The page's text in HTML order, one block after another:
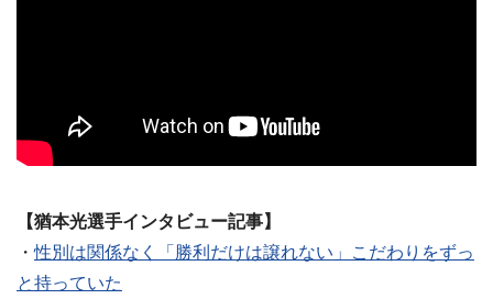
【猶本光選手インタビュー記事】
・性別は関係なく「勝利だけは譲れない」こだわりをずっ
と持っていた